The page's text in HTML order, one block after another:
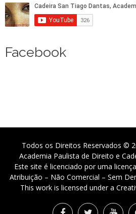
Facebook
Todos os Direitos Reservados ©
Academia Paulista de Direito e
Este site é licenciado por uma
Atribuição – Não Comercial – Sem
This work is licensed under a